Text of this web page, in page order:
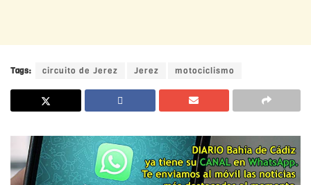
Tags: circuito de Jerez Jerez motociclismo